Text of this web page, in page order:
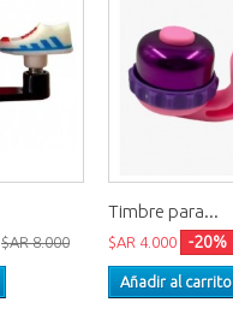
$AR 8.000
Timbre para...
$AR 4.000 -20%
Añadir al carrito